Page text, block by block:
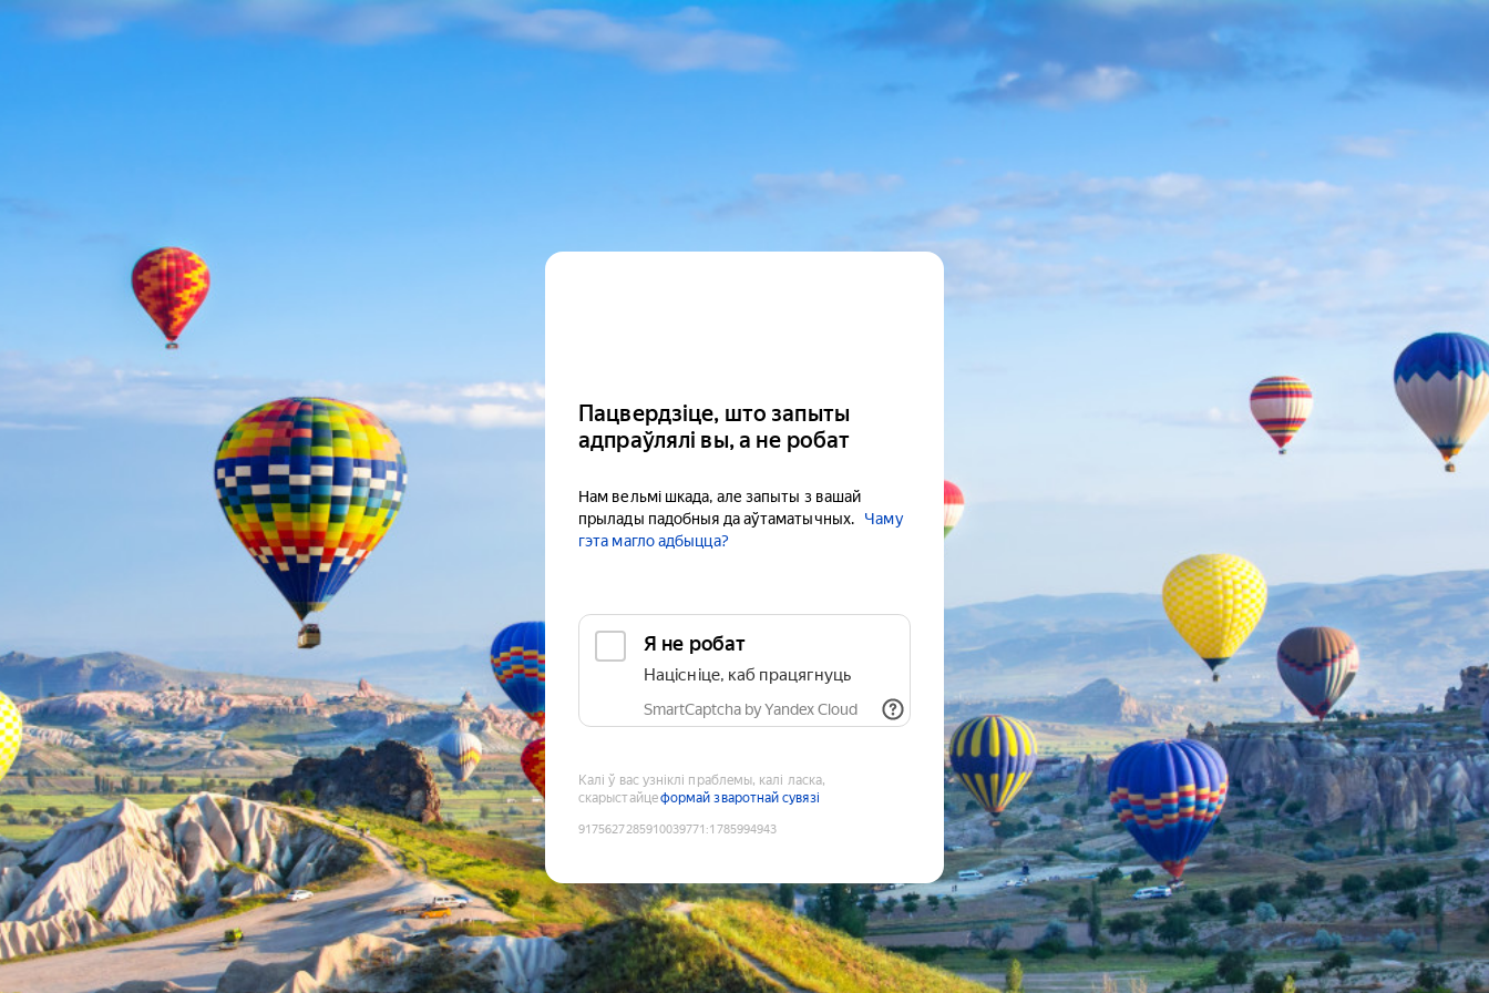
Пацвердзіце, што запыты
адпраўлялі вы, а не робат
Нам вельмі шкада, але запыты з вашай
прылады падобныя да аўтаматычных.
Чаму
гэта магло адбыцца?
Я не робат
Націсніце, каб працягнуць
SmartCaptcha by Yandex Cloud
Калі ў вас узніклі праблемы, калі ласка,
скарыстайцеформай зваротнай сувязі
9175627285910039771 :1785994943